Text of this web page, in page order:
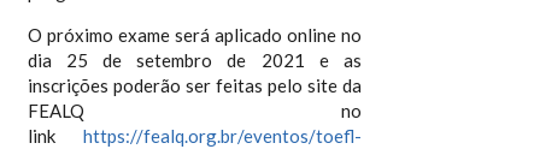
O próximo exame será aplicado online no
dia 25 de setembro de 2021 e as
inscrições poderão ser feitas pelo site da
FEALQ no
linkhttps://fealq.org.br/eventos/toefl-